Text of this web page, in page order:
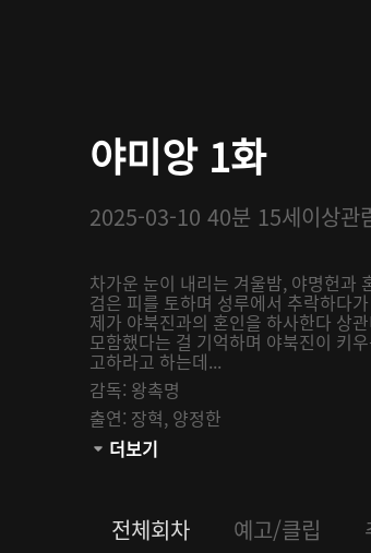
야미앙 1화
2025-03-10 40분 15세이상관
차가운 눈이 내리는 겨울밤, 야명헌과
검은 피를 토하며 성루에서 추락하다
제가 야북진과의 혼인을 하사한다 상
모함했다는 걸 기억하며 야북진이 키
고하라고 하는데...
감독: 왕촉명
출연: 장혁, 양정한
채널:AsiaUHD
더보기
전체회차 예고/클립